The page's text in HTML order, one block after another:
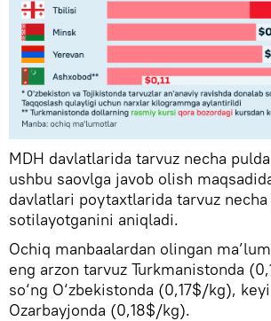
MDH davlatlarida tarvuz necha
ushbu saovlga javob olish
davlatlari poytaxtlarida tarvuz necha
sotilayotganini aniqladi.
Ochiq manbaalardan olingan
eng arzon tarvuz Turkmanistonda
so‘ng O‘zbekistonda (0,17$/kg),
Ozarbayjonda (0,18$/kg).